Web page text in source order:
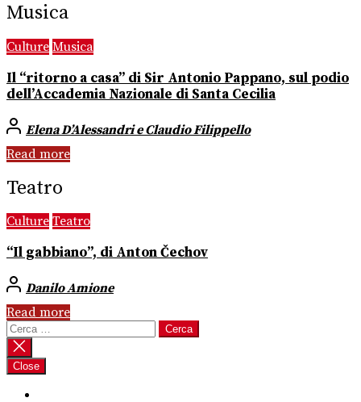
Musica
Culture Musica
Il “ritorno a casa” di Sir Antonio Pappano, sul podio
dell’Accademia Nazionale di Santa Cecilia
Elena D’Alessandri e Claudio Filippello
Read more
Teatro
Culture Teatro
“Il gabbiano”, di Anton Čechov
Danilo Amione
Read more
Ricerca
per:
Close